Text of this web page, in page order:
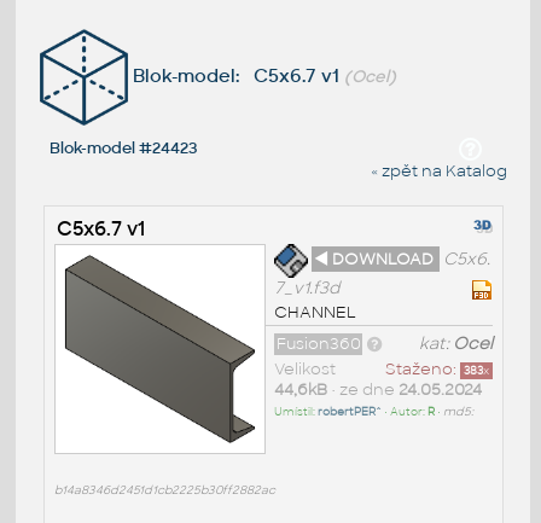
Blok-model: C5x6.7 v1 (Ocel)
Blok-model #24423
« zpět na Katalog
C5x6.7 v1
◄ DOWNLOAD
C5x6.
7_v1.f3d
CHANNEL
kat: Ocel
Fusion360
Staženo: 383x
Velikost
44,6kB• ze dne 24.05.2024
Umístil:robertPER^ • Autor: R• md5:
b14a8346d2451d1cb2225b30ff2882ac